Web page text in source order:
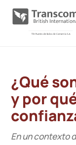
¿Qué
y por
En un contexto